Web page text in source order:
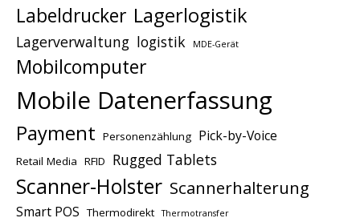
Labeldrucker Lagerlogistik
Lagerverwaltung logistik MDE-Gerät
Mobilcomputer
Mobile Datenerfassung
Payment Personenzählung Pick-by-Voice
Retail Media RFID Rugged Tablets
Scanner-Holster Scannerhalterung
Smart POS Thermodirekt Thermotransfer